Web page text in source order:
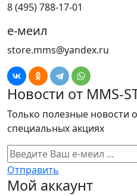
8 (495) 788-17-01
е-меил
store.mms@yandex.ru
Новости от MMS-
Только полезные новости
специальных акциях
Отправить
Мой аккаунт